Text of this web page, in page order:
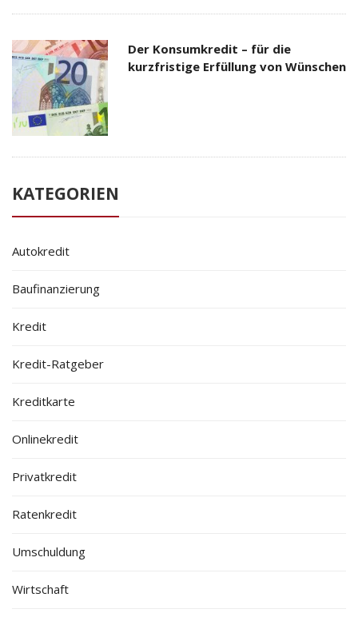
Der Konsumkredit – für die
kurzfristige Erfüllung von Wünschen
KATEGORIEN
Autokredit
Baufinanzierung
Kredit
Kredit-Ratgeber
Kreditkarte
Onlinekredit
Privatkredit
Ratenkredit
Umschuldung
Wirtschaft